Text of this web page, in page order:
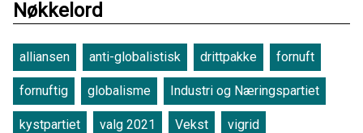
Nøkkelord
alliansen anti-globalistisk drittpakke fornuft
fornuftig globalisme Industri og Næringspartiet
kystpartiet valg 2021 Vekst vigrid